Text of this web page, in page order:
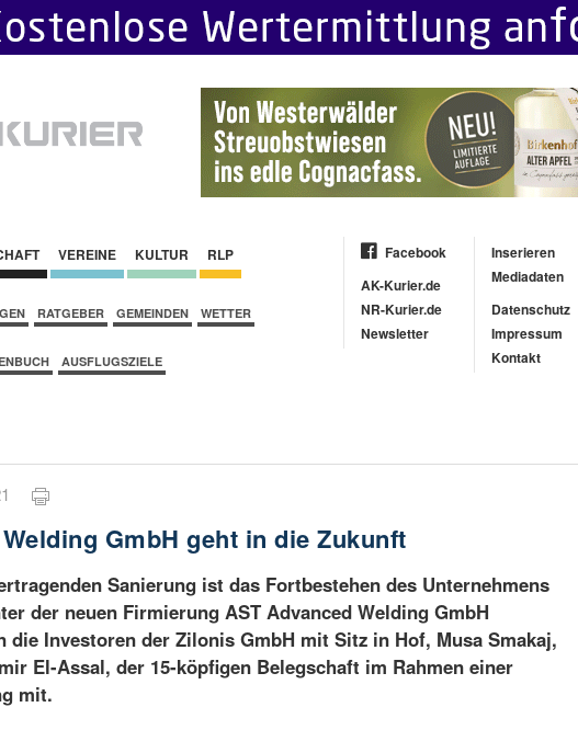
VEREINE KULTUR RLP
RATGEBER GEMEINDEN WETTER
AUSFLUGSZIELE
Facebook
AK-Kurier.de
NR-Kurier.de
Newsletter
Inserieren
Mediadaten
Datenschutz
Impressum
Kontakt
GmbH geht in die Zukunft
Sanierung ist das Fortbestehen des Unternehmens
der neuen Firmierung AST Advanced Welding GmbH
die Investoren der Zilonis GmbH mit Sitz in Hof, Musa Smakaj,
El-Assal, der 15-köpfigen Belegschaft im Rahmen einer
mit.